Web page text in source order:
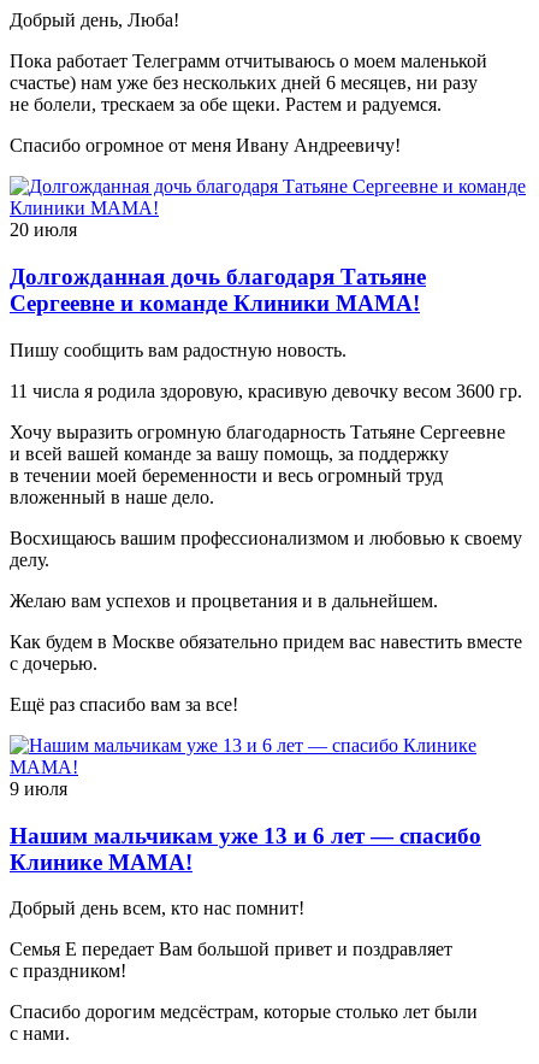
Добрый день, Люба!
Пока работает Телеграмм отчитываюсь о моем маленькой
счастье) нам уже без нескольких дней 6 месяцев, ни разу
не болели, трескаем за обе щеки. Растем и радуемся.
Спасибо огромное от меня Ивану Андреевичу!
20 июля
Долгожданная дочь благодаря Татьяне
Сергеевне и команде Клиники МАМА!
Пишу сообщить вам радостную новость.
11 числа я родила здоровую, красивую девочку весом 3600 гр.
Хочу выразить огромную благодарность Татьяне Сергеевне
и всей вашей команде за вашу помощь, за поддержку
в течении моей беременности и весь огромный труд
вложенный в наше дело.
Восхищаюсь вашим профессионализмом и любовью к своему
делу.
Желаю вам успехов и процветания и в дальнейшем.
Как будем в Москве обязательно придем вас навестить вместе
с дочерью.
Ещё раз спасибо вам за все!
9 июля
Нашим мальчикам уже 13 и 6 лет — спасибо
Клинике МАМА!
Добрый день всем, кто нас помнит!
Семья Е передает Вам большой привет и поздравляет
с праздником!
Спасибо дорогим медсёстрам, которые столько лет были
с нами.